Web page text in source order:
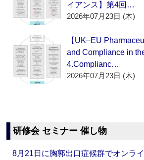
イアンス】第4回…
2026年07月23日 (木)
【UK–EU
and Compliance in
4.Complianc…
2026年07月23日 (木)
研修会 セミナー 催し物
8月21日に胸郭出口症候群でオンラ